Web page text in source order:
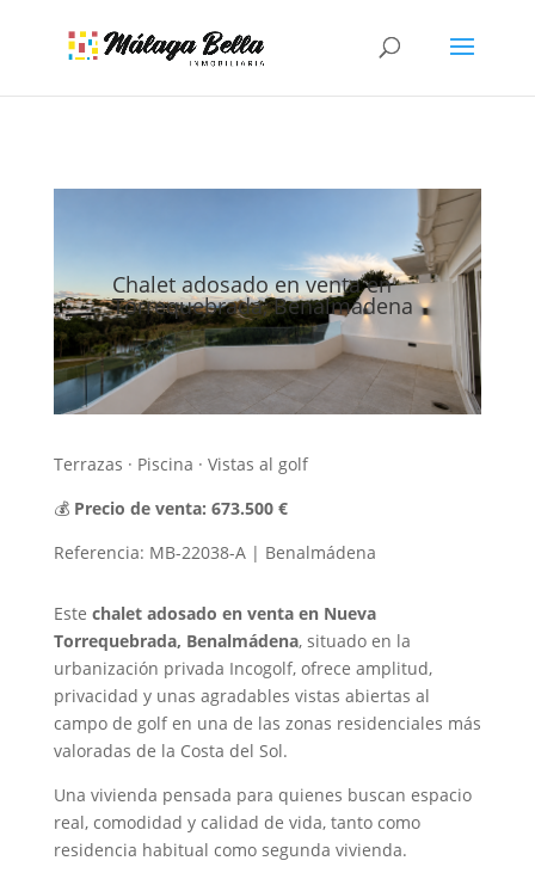
Chalet adosado en venta en
Torrequebrada, Benalmádena
Terrazas · Piscina · Vistas al golf
💰 Precio de venta: 673.500 €
Referencia: MB-22038-A | Benalmádena
Este chalet adosado en venta en Nueva
Torrequebrada, Benalmádena, situado en la
urbanización privada Incogolf, ofrece amplitud,
privacidad y unas agradables vistas abiertas al
campo de golf en una de las zonas residenciales más
valoradas de la Costa del Sol.
Una vivienda pensada para quienes buscan espacio
real, comodidad y calidad de vida, tanto como
residencia habitual como segunda vivienda.